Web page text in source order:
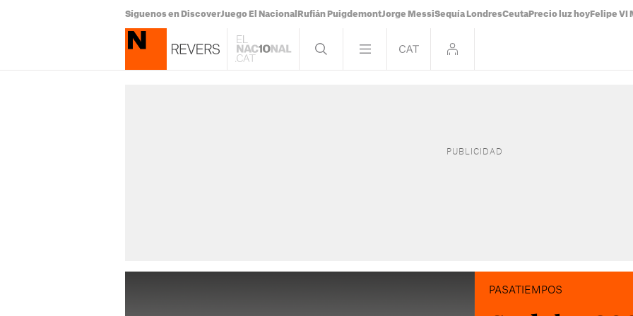
Síguenos en DiscoverJuego El Nacional Rufián PuigdemontJorge MessiSequía LondresCeuta Precio luz hoy Felipe VI
PASATIEMPOS